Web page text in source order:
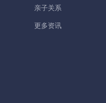
亲子关系
更多资讯